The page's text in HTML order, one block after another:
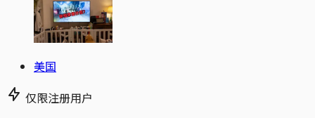
美国
仅限注册用户